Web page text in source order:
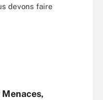
devons faire